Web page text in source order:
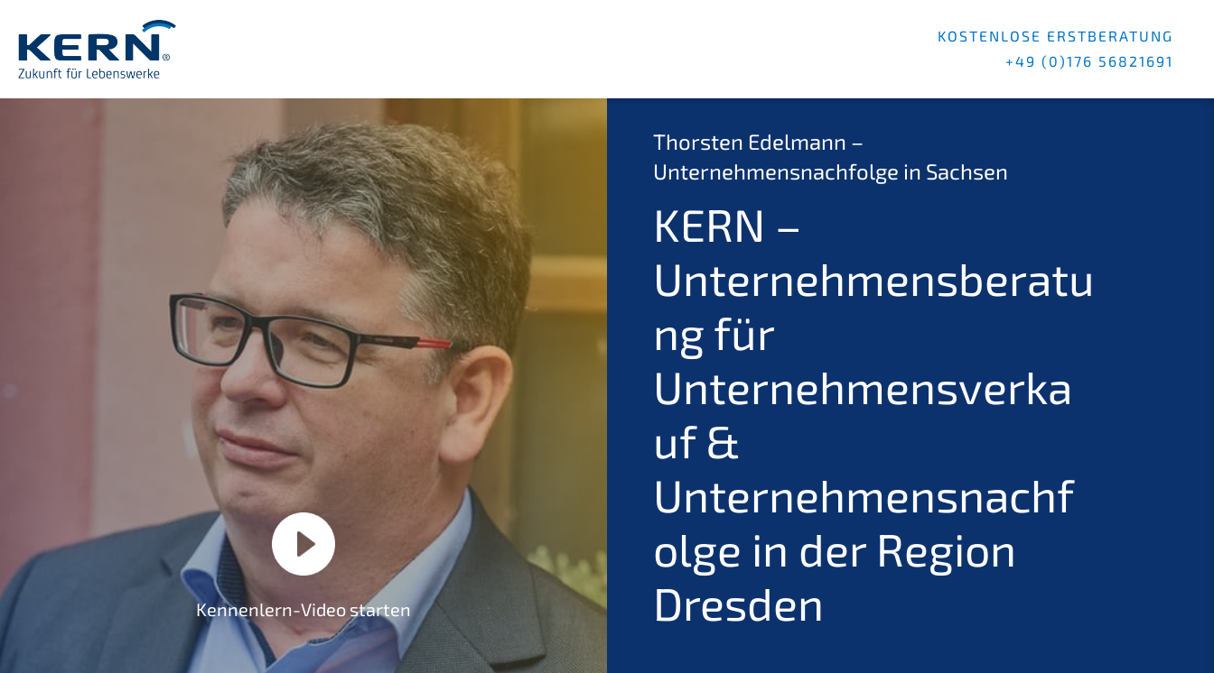
KOSTENLOSE ERSTBERATUNG
+49 (0)176 56821691
Thorsten Edelmann –
Unternehmensnachfolge in Sachsen
KERN –
Unternehmensberatu
ng für
Unternehmensverka
uf &
Unternehmensnachf
olge in der Region
Dresden
Kennenlern-Video starten